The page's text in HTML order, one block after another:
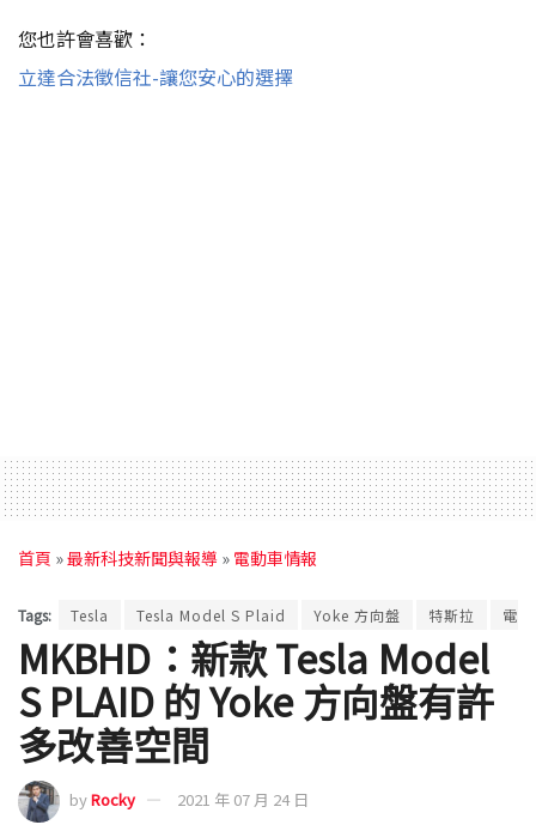
您也許會喜歡：
立達合法徵信社-讓您安心的選擇
首頁 »最新科技新聞與報導 » 電動車情報
Tags: Tesla Tesla Model S Plaid Yoke 方向盤 特斯拉 電
MKBHD：新款 Tesla Model
S PLAID 的 Yoke 方向盤有許
多改善空間
byRocky 2021 年 07 月 24 日